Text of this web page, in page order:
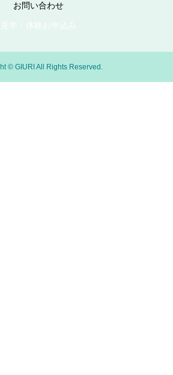
お問い合わせ
見学・体験お申込み
© GIURI All Rights Reserved.